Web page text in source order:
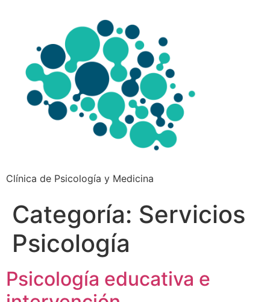
Clínica de Psicología y Medicina
Categoría: Servicios
Psicología
Psicología educativa e